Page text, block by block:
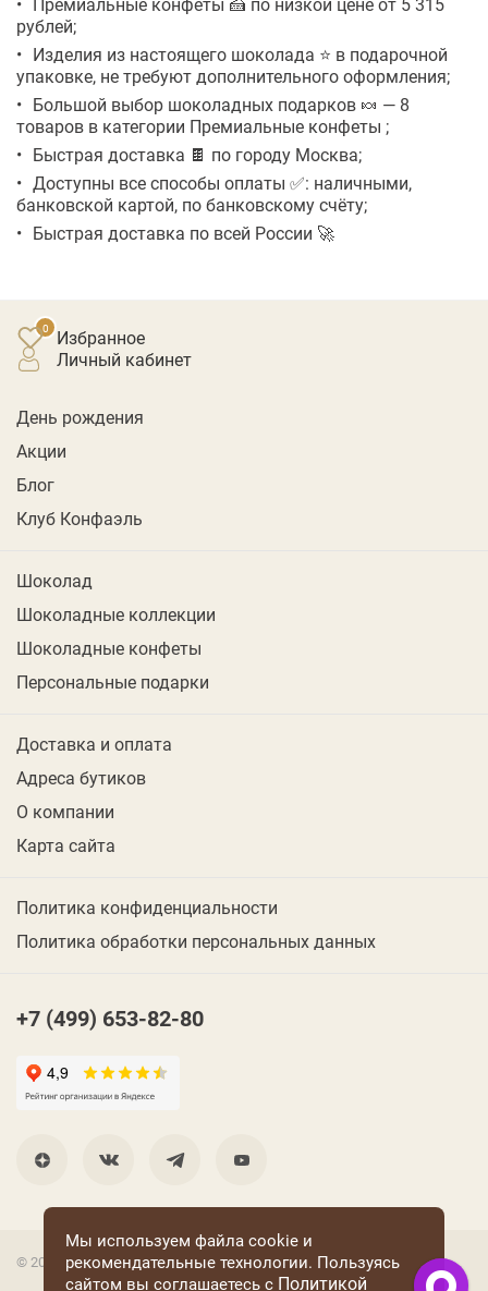
рублей;
Изделия из настоящего шоколада ⭐ в подарочной
упаковке, не требуют дополнительного оформления;
Большой выбор шоколадных подарков 🍬 — 8
товаров в категории Премиальные конфеты ;
Быстрая доставка 🍫 по городу Москва;
Доступны все способы оплаты ✅: наличными,
банковской картой, по банковскому счёту;
Быстрая доставка по всей России 🚀
Избранное
личный кабинет
День рождения
Акции
Блог
Клуб Конфаэль
Шоколад
Шоколадные коллекции
Шоколадные конфеты
Персональные подарки
Доставка и оплата
Адреса бутиков
О компании
Карта сайта
Политика конфиденциальности
Политика обработки персональных данных
+7 (499) 653-82-80
© 2001 Группа компаний «Конфаэль»
Мы используем файла cookie и
рекомендательные технологии. Пользуясь
сайтом вы соглашаетесь с Политикой